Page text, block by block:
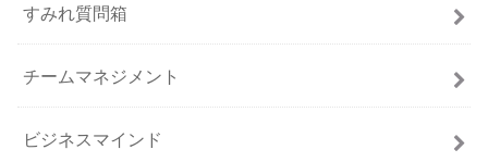
すみれ質問箱
チームマネジメント
ビジネスマインド